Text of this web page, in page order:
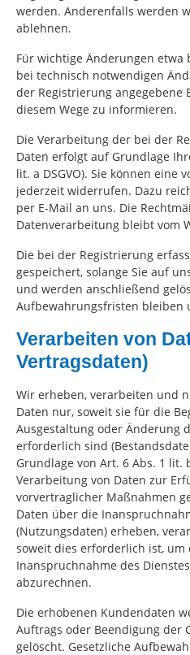
werden. Anderenfalls werden
ablehnen.
Für wichtige Änderungen
bei technisch notwendigen
der Registrierung angegebene
diesem Wege zu informieren.
Die Verarbeitung der bei der
Daten erfolgt auf Grundlage
lit. a DSGVO). Sie können
jederzeit widerrufen. Dazu
per E-Mail an uns. Die
Datenverarbeitung bleibt vom
Die bei der Registrierung
gespeichert, solange Sie auf
und werden anschließend
Aufbewahrungsfristen bleiben
Verarbeiten von
Vertragsdaten)
Wir erheben, verarbeiten und
Daten nur, soweit sie für die
Ausgestaltung oder Änderung
erforderlich sind
Grundlage von Art. 6 Abs. 1 lit.
Verarbeitung von Daten zur
vorvertraglicher Maßnahmen
Daten über die
(Nutzungsdaten) erheben,
soweit dies erforderlich ist, um
Inanspruchnahme des
abzurechnen.
Die erhobenen Kundendaten
Auftrags oder Beendigung der
gelöscht. Gesetzliche